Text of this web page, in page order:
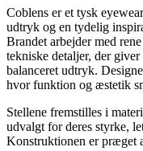
Coblens er et tysk
udtryk og en tydelig
Brandet arbejder med
tekniske detaljer, der
balanceret udtryk.
hvor funktion og æstetik
Stellene fremstilles i
udvalgt for deres styrke,
Konstruktionen er præget